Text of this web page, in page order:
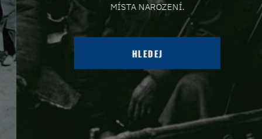
MÍSTA NAROZENÍ.
HLEDEJ